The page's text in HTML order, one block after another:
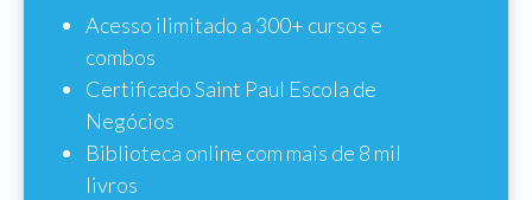
Acesso ilimitado a 300+ cursos e
combos
Certificado Saint Paul Escola de
Negócios
Biblioteca online com mais de 8 mil
livros